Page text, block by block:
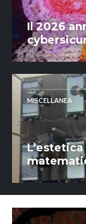
Il 2026
MISCELLANEA